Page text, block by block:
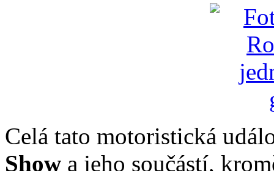
Celá tato motoristická
Show a jeho součástí,